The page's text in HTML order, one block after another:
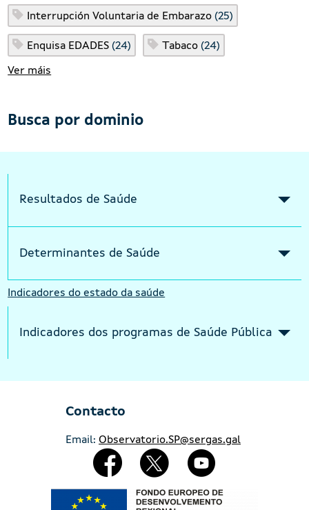
Interrupción Voluntaria de Embarazo (25)
Enquisa EDADES (24) Tabaco (24)
Ver máis
Busca por dominio
Resultados de Saúde
Determinantes de Saúde
Indicadores do estado da saúde
Indicadores dos programas de Saúde Pública
Contacto
Email: Observatorio.SP@sergas.gal
Redes Sociales